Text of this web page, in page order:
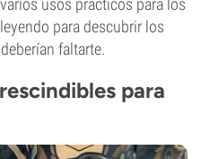
usos prácticos para los
para descubrir los
faltarte.
para